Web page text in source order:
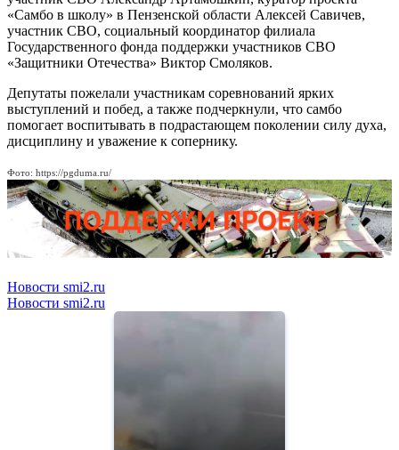
«Самбо в школу» в Пензенской области Алексей Савичев,
участник СВО, социальный координатор филиала
Государственного фонда поддержки участников СВО
«Защитники Отечества» Виктор Смоляков.
Депутаты пожелали участникам соревнований ярких
выступлений и побед, а также подчеркнули, что самбо
помогает воспитывать в подрастающем поколении силу духа,
дисциплину и уважение к сопернику.
Фото: https://pgduma.ru/
Новости smi2.ru
Новости smi2.ru